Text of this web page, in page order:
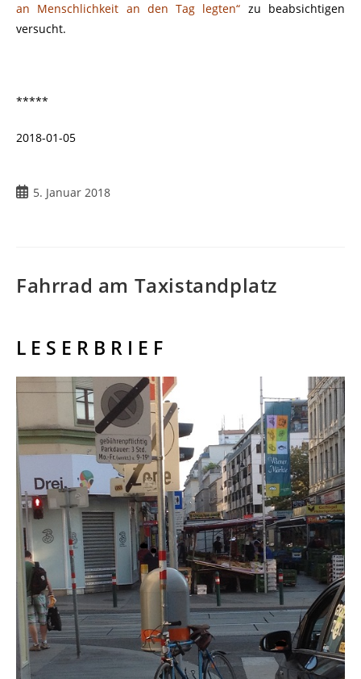
an Menschlichkeit an den Tag legten“ zu beabsichtigen
versucht.
*****
2018-01-05
Beitrag5. Januar 2018
Fahrrad am Taxistandplatz
L E S E R B R I E F